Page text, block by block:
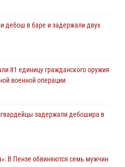
дебош в баре и задержали двух
81 единицу гражданского оружия
военной операции
задержали дебошира в
В Пензе обвиняются семь мужчин